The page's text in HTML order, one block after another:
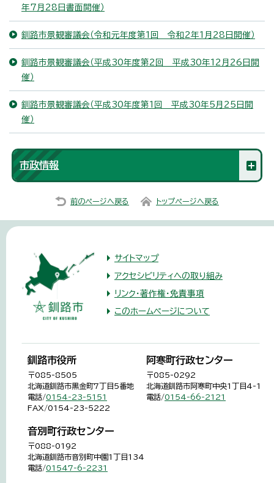
年7月28日書面開催）
釧路市景観審議会（令和元年度第1回 令和2年1月28日開催）
釧路市景観審議会（平成30年度第2回 平成30年12月26日開
催）
釧路市景観審議会（平成30年度第1回 平成30年5月25日開
催）
市政情報
前のページへ戻る トップページへ戻る
サイトマップ
アクセシビリティへの取り組み
リンク・著作権・免責事項
このホームページについて
釧路市役所
〒085-8505
北海道釧路市黒金町7丁目5番地
電話/0154-23-5151
FAX/0154-23-5222
阿寒町行政センター
〒085-0292
北海道釧路市阿寒町中央1丁目4-1
電話/0154-66-2121
音別町行政センター
〒088-0192
北海道釧路市音別町中園1丁目134
電話/01547-6-2231